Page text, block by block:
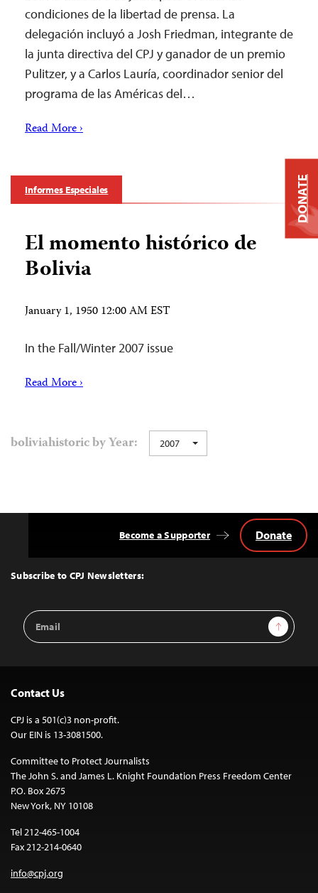
condiciones de la libertad de prensa. La
delegación incluyó a Josh Friedman, integrante de
la junta directiva del CPJ y ganador de un premio
Pulitzer, y a Carlos Lauría, coordinador senior del
programa de las Américas del…
Read More ›
Informes Especiales
El momento histórico de
Bolivia
January 1, 1950 12:00 AM EST
In the Fall/Winter 2007 issue
Read More ›
boliviahistoric by Year: 2007
Top
Subscribe to CPJ Newsletters:
Email
Address
Sign Up
Become a Supporter Donate
Contact Us
CPJ is a 501(c)3 non-profit.
Our EIN is 13-3081500.
Committee to Protect Journalists
The John S. and James L. Knight Foundation Press Freedom Center
P.O. Box 2675
New York, NY 10108
Tel 212-465-1004
Fax 212-214-0640
info@cpj.org
DONATE